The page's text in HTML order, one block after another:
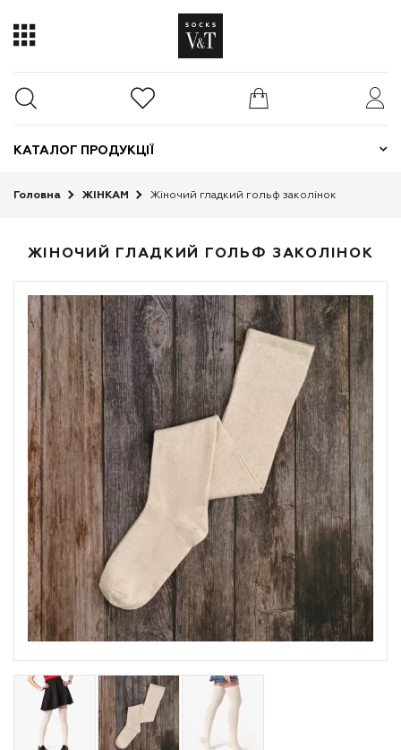
КАТАЛОГ ПРОДУКЦІЇ
Головна ЖІНКАМ Жіночий гладкий гольф заколінок
ЖІНОЧИЙ ГЛАДКИЙ ГОЛЬФ ЗАКОЛІНОК